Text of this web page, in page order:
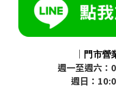
｜ 門市營
週一至週六
週日：